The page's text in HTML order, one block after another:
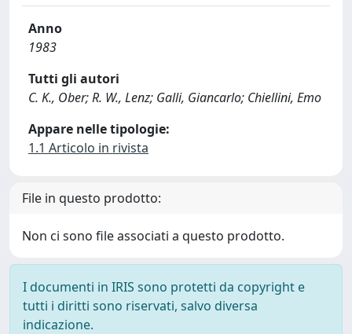
Anno
1983
Tutti gli autori
C. K., Ober; R. W., Lenz; Galli, Giancarlo; Chiellini, Emo
Appare nelle tipologie:
1.1 Articolo in rivista
File in questo prodotto:
Non ci sono file associati a questo prodotto.
I documenti in IRIS sono protetti da copyright e
tutti i diritti sono riservati, salvo diversa
indicazione.